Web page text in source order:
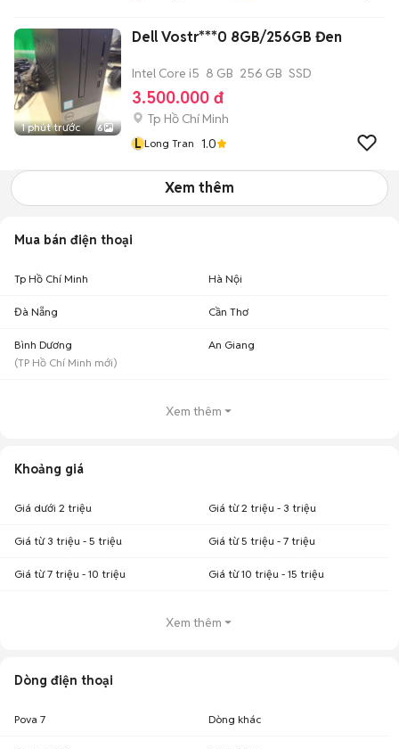
1 phút trước 6
Dell Vostr***0 8GB/256GB Đen
Intel Core i5 8 GB 256 GB SSD
3.500.000 đ
Tp Hồ Chí Minh
L Long Tran 1.0
Xem thêm
Mua bán điện thoại
Tp Hồ Chí Minh Hà Nội
Đà Nẵng Cần Thơ
Bình Dương
(TP Hồ Chí Minh mới)
An Giang
Xem thêm
Khoảng giá
Giá dưới 2 triệu Giá từ 2 triệu - 3 triệu
Giá từ 3 triệu - 5 triệu Giá từ 5 triệu - 7 triệu
Giá từ 7 triệu - 10 triệu Giá từ 10 triệu - 15 triệu
Xem thêm
Dòng điện thoại
Pova 7 Dòng khác